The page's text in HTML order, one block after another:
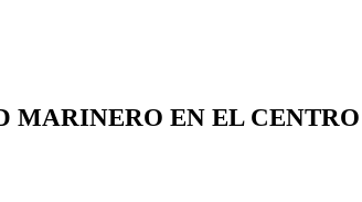
MARINERO EN EL CENTRO